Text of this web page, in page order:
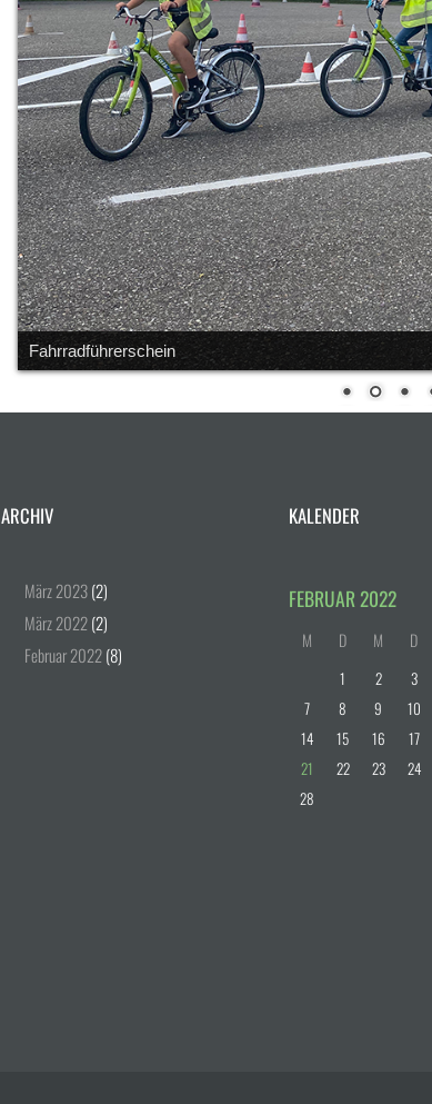
Fahrradführerschein
ARCHIV
März2023(2)
März2022(2)
Februar2022(8)
KALENDER
FEBRUAR 2022
M D M D
1 2 3
7
8 9 10
14
15 16 17
21
22 23 24
28